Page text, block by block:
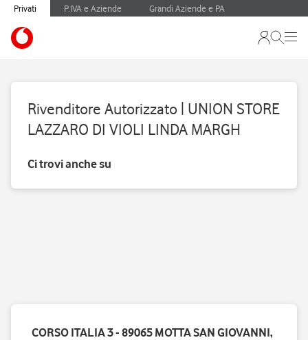
Privati P.IVA e Aziende Grandi Aziende e PA
Rivenditore Autorizzato | UNION STORE
LAZZARO DI VIOLI LINDA MARGH
Ci trovi anche su
CORSO ITALIA 3 - 89065 MOTTA SAN GIOVANNI,